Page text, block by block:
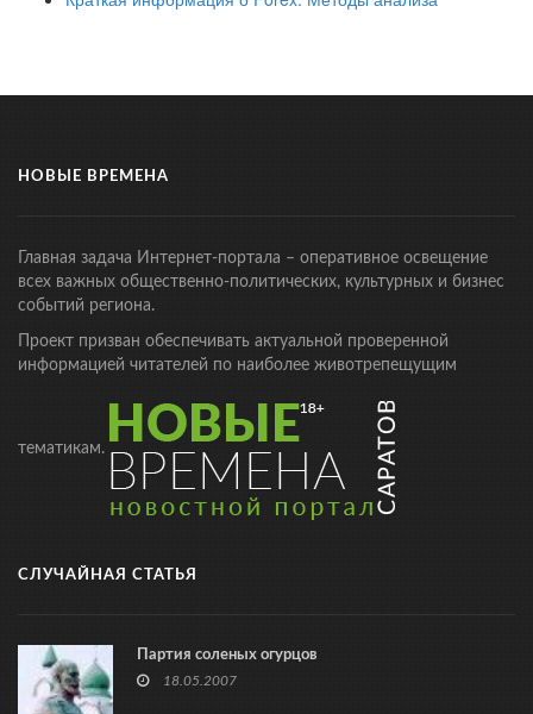
НОВЫЕ ВРЕМЕНА
Главная задача Интернет-портала – оперативное освещение
всех важных общественно-политических, культурных и бизнес
событий региона.
Проект призван обеспечивать актуальной проверенной
информацией читателей по наиболее животрепещущим
тематикам.
СЛУЧАЙНАЯ СТАТЬЯ
Партия соленых огурцов
18.05.2007